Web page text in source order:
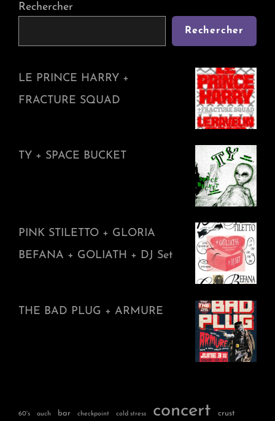
Rechercher
Rechercher
LE PRINCE HARRY +
FRACTURE SQUAD
TY + SPACE BUCKET
PINK STILETTO + GLORIA
BEFANA + GOLIATH + DJ Set
THE BAD PLUG + ARMURE
60's auch bar checkpoint cold stress concert crust